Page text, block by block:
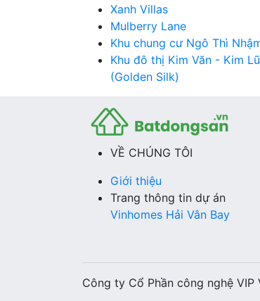
Xanh Villas
Mulberry Lane
Khu chung cư Ngô Thì
Khu đô thị Kim Văn - Kim Lũ
(Golden Silk)
VỀ CHÚNG TÔI
Giới thiệu
Trang thông tin dự án
Vinhomes Hải Vân Bay
Công ty Cổ Phần công nghệ VIP